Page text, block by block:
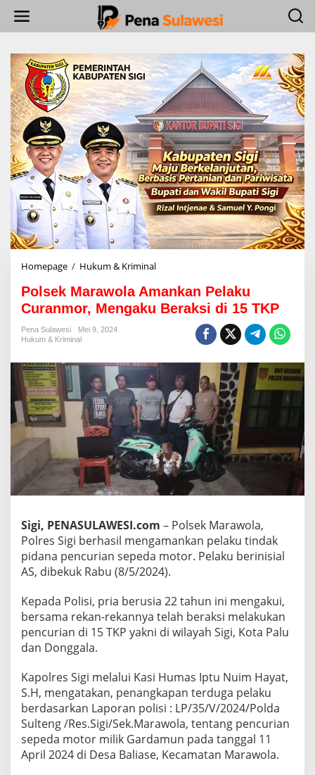
w
Homepage / Hukum & Kriminal
l
r
a
w
o
l
A
m
a
n
k
P
e
a
C
u
m
o
r
,
M
e
g
Polsek Marawola Amankan Pelaku
Curanmor, Mengaku Beraksi di 15 TKP
Pena Sulawesi
Mei 9, 2024
Hukum & Kriminal
Sigi, PENASULAWESI.com – Polsek Marawola,
Polres Sigi berhasil mengamankan pelaku tindak
pidana pencurian sepeda motor. Pelaku berinisial
AS, dibekuk Rabu (8/5/2024).
Kepada Polisi, pria berusia 22 tahun ini mengakui,
bersama rekan-rekannya telah beraksi melakukan
pencurian di 15 TKP yakni di wilayah Sigi, Kota Palu
dan Donggala.
Kapolres Sigi melalui Kasi Humas Iptu Nuim Hayat,
S.H, mengatakan, penangkapan terduga pelaku
berdasarkan Laporan polisi : LP/35/V/2024/Polda
Sulteng /Res.Sigi/Sek.Marawola, tentang pencurian
sepeda motor milik Gardamun pada tanggal 11
April 2024 di Desa Baliase, Kecamatan Marawola.